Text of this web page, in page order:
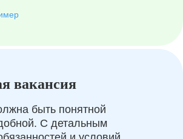
вакансия
быть понятной
С детальным